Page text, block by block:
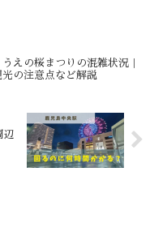
うえの桜まつりの混雑状況｜
光の注意点など解説
辺